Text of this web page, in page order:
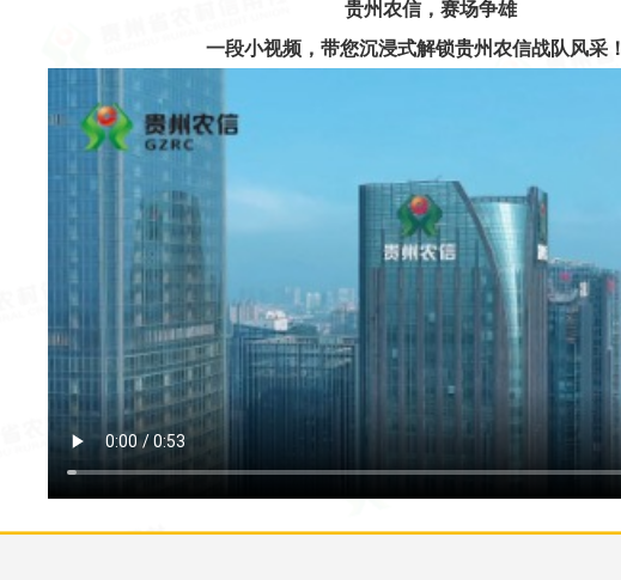
贵州农信，赛场争雄
一段小视频，带您沉浸式解锁贵州农信战队风采！